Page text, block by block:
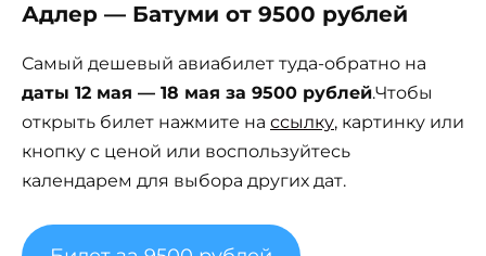
Адлер — Батуми от 9500 рублей
Самый дешевый авиабилет туда-обратно на
даты 12 мая — 18 мая за 9500 рублей.Чтобы
открыть билет нажмите на ссылку, картинку или
кнопку с ценой или воспользуйтесь
календарем для выбора других дат.